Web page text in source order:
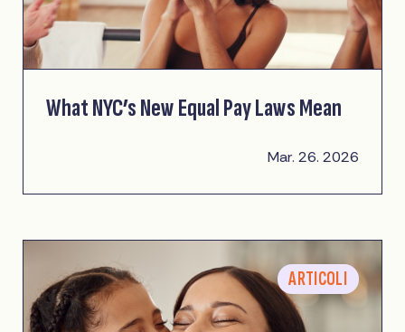
What NYC’s New Equal Pay Laws Mean
Mar. 26. 2026
ARTICOLI